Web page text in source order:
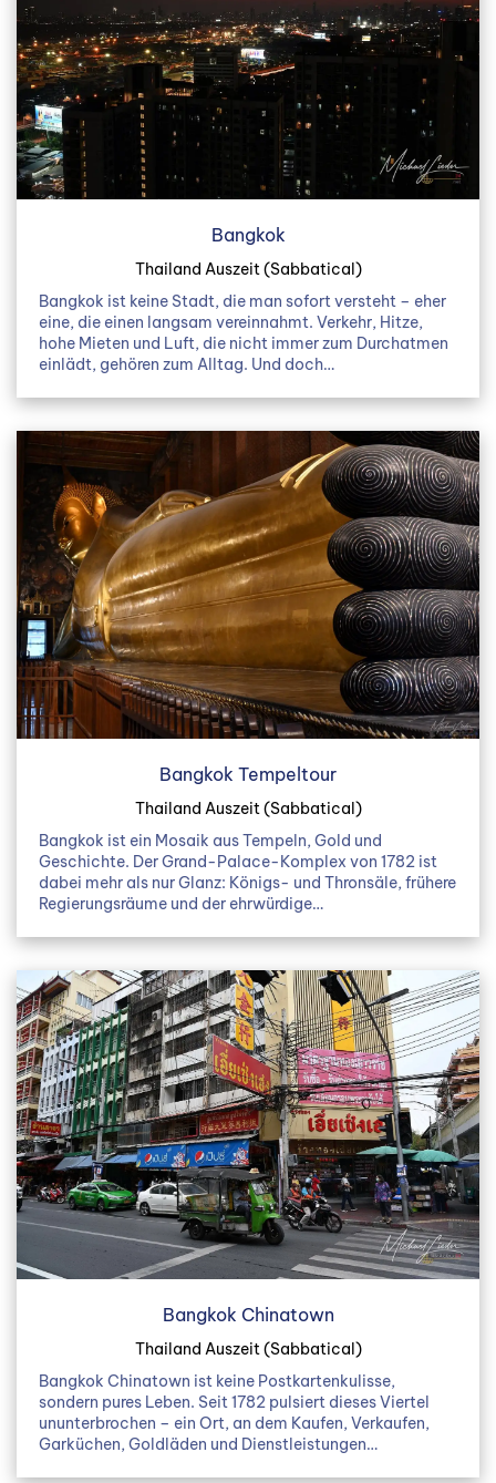
Bangkok
Thailand Auszeit (Sabbatical)
Bangkok ist keine Stadt, die man sofort versteht – eher
eine, die einen langsam vereinnahmt. Verkehr, Hitze,
hohe Mieten und Luft, die nicht immer zum Durchatmen
einlädt, gehören zum Alltag. Und doch…
Bangkok Tempeltour
Thailand Auszeit (Sabbatical)
Bangkok ist ein Mosaik aus Tempeln, Gold und
Geschichte. Der Grand-Palace-Komplex von 1782 ist
dabei mehr als nur Glanz: Königs- und Thronsäle, frühere
Regierungsräume und der ehrwürdige…
Bangkok Chinatown
Thailand Auszeit (Sabbatical)
Bangkok Chinatown ist keine Postkartenkulisse,
sondern pures Leben. Seit 1782 pulsiert dieses Viertel
ununterbrochen – ein Ort, an dem Kaufen, Verkaufen,
Garküchen, Goldläden und Dienstleistungen…